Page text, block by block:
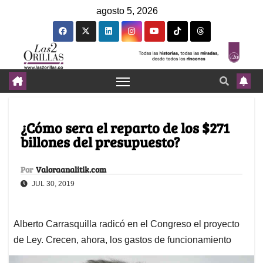
agosto 5, 2026
¿Cómo sera el reparto de los $271
billones del presupuesto?
Por Valoraanalitik.com
JUL 30, 2019
Alberto Carrasquilla radicó en el Congreso el proyecto
de Ley. Crecen, ahora, los gastos de funcionamiento